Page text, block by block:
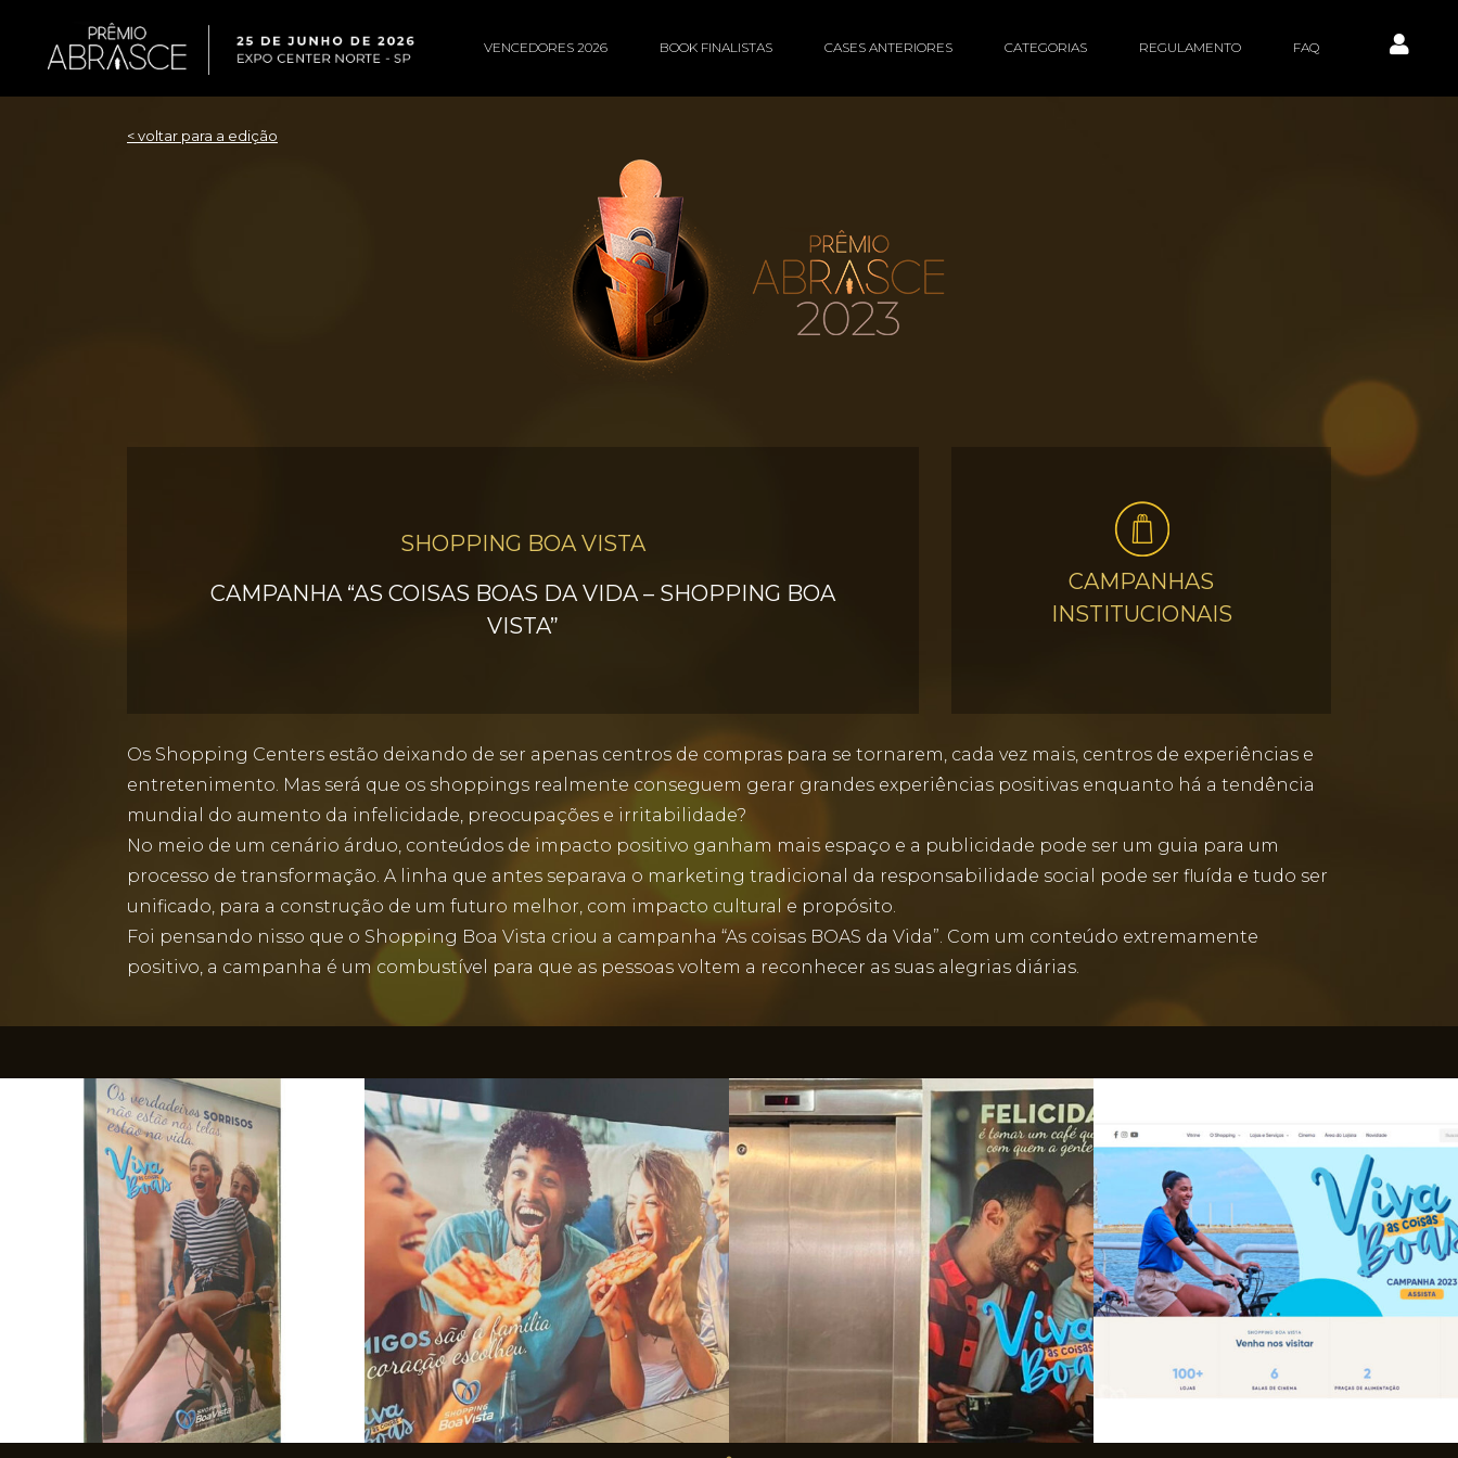
VENCEDORES 2026 BOOK FINALISTAS CASES ANTERIORES CATEGORIAS REGULAMENTO FAQ
< voltar para a edição
SHOPPING BOA VISTA
CAMPANHA “AS COISAS BOAS DA VIDA – SHOPPING BOA
VISTA”
CAMPANHAS
INSTITUCIONAIS
Os Shopping Centers estão deixando de ser apenas centros de compras para se tornarem, cada vez mais, centros de experiências e
entretenimento. Mas será que os shoppings realmente conseguem gerar grandes experiências positivas enquanto há a tendência
mundial do aumento da infelicidade, preocupações e irritabilidade?
No meio de um cenário árduo, conteúdos de impacto positivo ganham mais espaço e a publicidade pode ser um guia para um
processo de transformação. A linha que antes separava o marketing tradicional da responsabilidade social pode ser fluída e tudo ser
unificado, para a construção de um futuro melhor, com impacto cultural e propósito.
Foi pensando nisso que o Shopping Boa Vista criou a campanha “As coisas BOAS da Vida”. Com um conteúdo extremamente
positivo, a campanha é um combustível para que as pessoas voltem a reconhecer as suas alegrias diárias.